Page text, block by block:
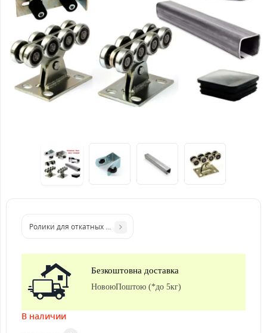
Ролики для откатных ворот массой [до 500кг] Оцинкованная
Безкоштовна доставка
НовоюПоштою (*до 5кг)
В наличии